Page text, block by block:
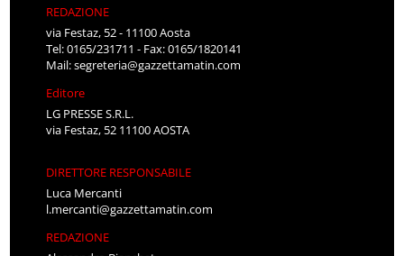
REDAZIONE
via Festaz, 52 - 11100 Aosta
Tel: 0165/231711 - Fax: 0165/1820141
Mail:segreteria@gazzettamatin.com
Editore
LG PRESSE S.R.L.
via Festaz, 52 11100 AOSTA
DIRETTORE RESPONSABILE
Luca Mercanti
l.mercanti@gazzettamatin.com
REDAZIONE